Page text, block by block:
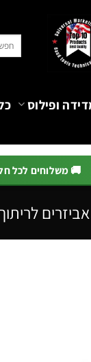
ופילוס
🚚 משלוחים לכל
אביזרים